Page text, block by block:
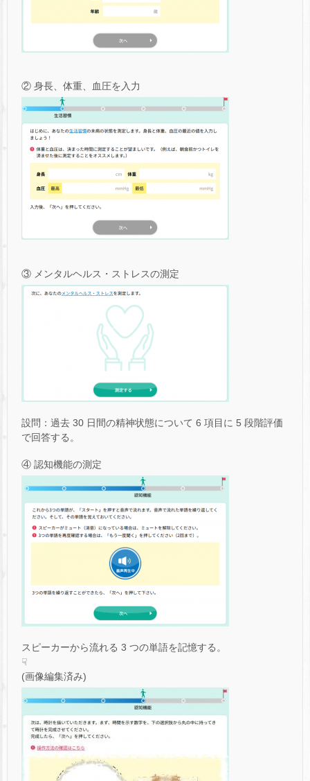
② 身長、体重、血圧を入力
③ メンタルヘルス・ストレスの測定
設問：過去 30 日間の精神状態について 6 項目に 5 段階評価
で回答する。
④ 認知機能の測定
スピーカーから流れる 3 つの単語を記憶する。
☟
(画像編集済み)